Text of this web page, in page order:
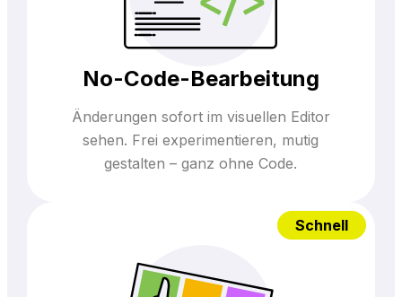
No-Code-Bearbeitung
Änderungen sofort im visuellen Editor
sehen. Frei experimentieren, mutig
gestalten – ganz ohne Code.
Schnell